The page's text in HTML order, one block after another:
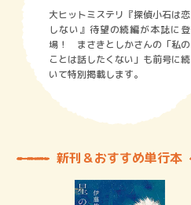
大ヒットミステリ『探偵小石は恋
しない』待望の続編が本誌に登
場！ まさきとしかさんの「私の
ことは話したくない」も前号に続
いて特別掲載します。
新刊＆おすすめ単行本